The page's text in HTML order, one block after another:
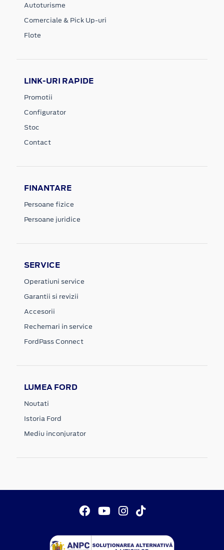
Autoturisme
Comerciale & Pick Up-uri
Flote
LINK-URI RAPIDE
Promotii
Configurator
Stoc
Contact
FINANTARE
Persoane fizice
Persoane juridice
SERVICE
Operatiuni service
Garantii si revizii
Accesorii
Rechemari in service
FordPass Connect
LUMEA FORD
Noutati
Istoria Ford
Mediu inconjurator